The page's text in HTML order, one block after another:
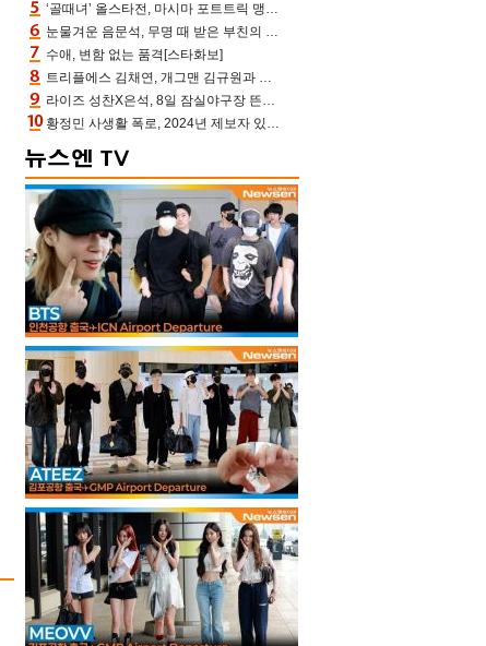
‘골때녀’ 올스타전, 마시마 포트트릭 맹추격전 5:4 골 잔치 ‘짜릿’ [어제TV]
눈물겨운 음문석, 무명 때 받은 부친의 전재산→폐암 父 세상 떠나기 전 여행(유퀴즈)[어제TV]
수애, 변함 없는 품격[스타화보]
트리플에스 김채연, 개그맨 김규원과 함께 프리뷰쇼 진행 [포토엔HD]
라이즈 성찬X은석, 8일 잠실야구장 뜬다…시구 시타+특별공연까지
황정민 사생활 폭로, 2024년 제보자 있었나 “네가 회사에 전화했니” 녹취록 공개 파장